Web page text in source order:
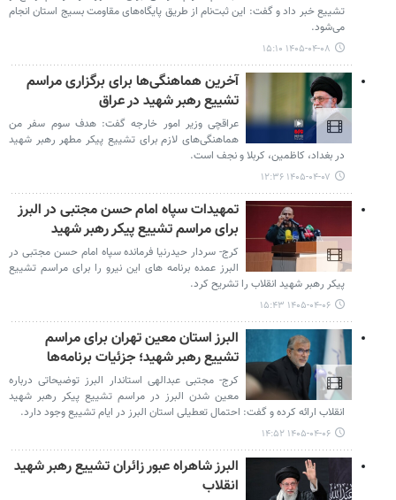
تشییع خبر داد و گفت: این ثبت‌نام از طریق پایگاه‌های مقاومت بسیج استان انجام
می‌شود.
۱۴۰۵-۰۴-۰۸ ۱۵:۱۰
آخرین هماهنگی‌ها برای برگزاری مراسم
تشییع رهبر شهید در عراق
عراقچی وزیر امور خارجه گفت: هدف سوم سفر من
هماهنگی‌های لازم برای تشییع پیکر مطهر رهبر شهید
در بغداد، کاظمین، کربلا و نجف است.
۱۴۰۵-۰۴-۰۷ ۱۲:۳۶
تمهیدات سپاه امام حسن مجتبی در البرز
برای مراسم تشییع پیکر رهبر شهید
کرج- سردار حیدرنیا فرمانده سپاه امام حسن مجتبی در
البرز عمده برنامه های این نیرو را برای مراسم تشییع
پیکر رهبر شهید انقلاب را تشریح کرد.
۱۴۰۵-۰۴-۰۶ ۱۵:۴۳
البرز استان معین تهران برای مراسم
تشییع رهبر شهید؛ جزئیات برنامه‌ها
کرج- مجتبی عبدالهی استاندار البرز توضیحاتی درباره
معین شدن البرز در مراسم تشییع پیکر رهبر شهید
انقلاب ارائه کرده و گفت: احتمال تعطیلی استان البرز در ایام تشییع وجود دارد.
۱۴۰۵-۰۴-۰۶ ۱۴:۵۲
البرز شاهراه عبور زائران تشییع رهبر شهید
انقلاب